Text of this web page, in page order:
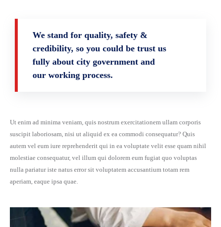
We stand for quality, safety &
credibility, so you could be trust us
fully about city government and
our working process.
Ut enim ad minima veniam, quis nostrum exercitationem ullam corporis
suscipit laboriosam, nisi ut aliquid ex ea commodi consequatur? Quis
autem vel eum iure reprehenderit qui in ea voluptate velit esse quam nihil
molestiae consequatur, vel illum qui dolorem eum fugiat quo voluptas
nulla pariatur iste natus error sit voluptatem accusantium totam rem
aperiam, eaque ipsa quae.